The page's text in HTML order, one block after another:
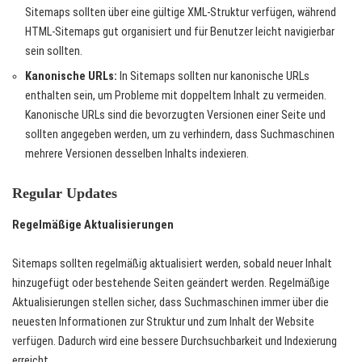
Sitemaps sollten über eine gültige XML-Struktur verfügen, während
HTML-Sitemaps gut organisiert und für Benutzer leicht navigierbar
sein sollten.
Kanonische URLs: In Sitemaps sollten nur kanonische URLs
enthalten sein, um Probleme mit doppeltem Inhalt zu vermeiden.
Kanonische URLs sind die bevorzugten Versionen einer Seite und
sollten angegeben werden, um zu verhindern, dass Suchmaschinen
mehrere Versionen desselben Inhalts indexieren.
Regular Updates
Regelmäßige Aktualisierungen
Sitemaps sollten regelmäßig aktualisiert werden, sobald neuer Inhalt
hinzugefügt oder bestehende Seiten geändert werden. Regelmäßige
Aktualisierungen stellen sicher, dass Suchmaschinen immer über die
neuesten Informationen zur Struktur und zum Inhalt der Website
verfügen. Dadurch wird eine bessere Durchsuchbarkeit und Indexierung